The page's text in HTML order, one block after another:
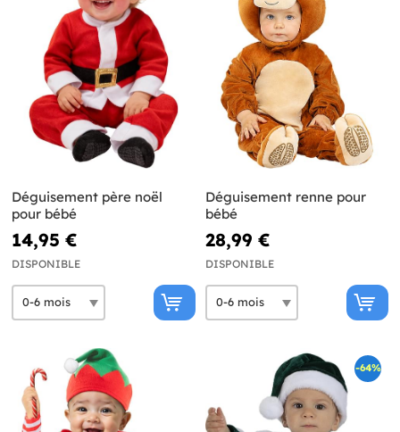
Déguisement père noël
pour bébé
14,95 €
DISPONIBLE
Déguisement renne pour
bébé
28,99 €
DISPONIBLE
-64%